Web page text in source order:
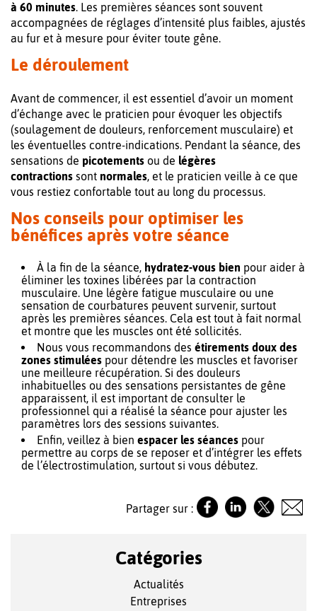
à 60 minutes. Les premières séances sont souvent
accompagnées de réglages d’intensité plus faibles, ajustés
au fur et à mesure pour éviter toute gêne.
Le déroulement
Avant de commencer, il est essentiel d’avoir un moment
d’échange avec le praticien pour évoquer les objectifs
(soulagement de douleurs, renforcement musculaire) et
les éventuelles contre-indications. Pendant la séance, des
sensations de picotements ou de légères
contractions sont normales, et le praticien veille à ce que
vous restiez confortable tout au long du processus.
Nos conseils pour optimiser les
bénéfices après votre séance
À la fin de la séance, hydratez-vous bien pour aider à
éliminer les toxines libérées par la contraction
musculaire. Une légère fatigue musculaire ou une
sensation de courbatures peuvent survenir, surtout
après les premières séances. Cela est tout à fait normal
et montre que les muscles ont été sollicités.
Nous vous recommandons des étirements doux des
zones stimulées pour détendre les muscles et favoriser
une meilleure récupération. Si des douleurs
inhabituelles ou des sensations persistantes de gêne
apparaissent, il est important de consulter le
professionnel qui a réalisé la séance pour ajuster les
paramètres lors des sessions suivantes.
Enfin, veillez à bien espacer les séances pour
permettre au corps de se reposer et d’intégrer les effets
de l’électrostimulation, surtout si vous débutez.
Partager sur :
Catégories
Actualités
Entreprises